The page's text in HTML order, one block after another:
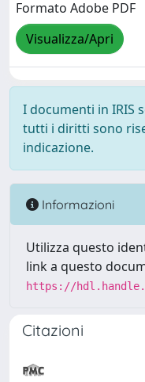
Formato Adobe PDF
Visualizza/Apri
I documenti in IRIS
tutti i diritti sono
indicazione.
Informazioni
Utilizza questo
link a questo
https://
Citazioni